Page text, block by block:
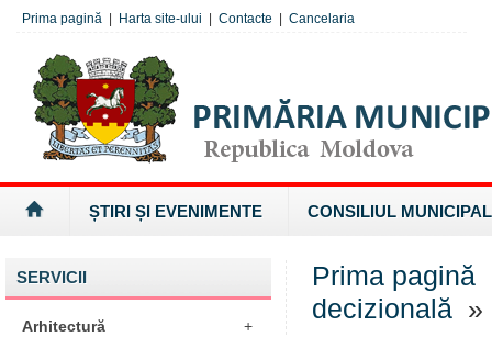
Prima pagină Harta site-ului Contacte Cancelaria
ȘTIRI ȘI EVENIMENTE CONSILIUL MUNICIPAL
SERVICII
Arhitectură +
Prima pagină
decizională »